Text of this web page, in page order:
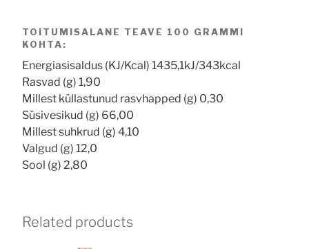
TOITUMISALANE TEAVE 100 GRAMMI
KOHTA:
Energiasisaldus (KJ/Kcal) 1435,1kJ/343kcal
Rasvad (g) 1,90
Millest küllastunud rasvhapped (g) 0,30
Süsivesikud (g) 66,00
Millest suhkrud (g) 4,10
Valgud (g) 12,0
Sool (g) 2,80
Related products